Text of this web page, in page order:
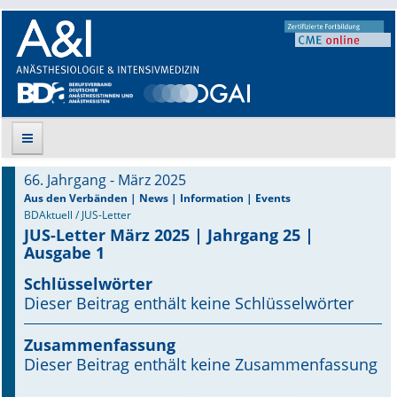
Suche
Aktuelle Ausgabe
Leitlinien
Archiv
Supplements
66. Jahrgang - März 2025
Aus den Verbänden | News | Information | Events
BDAktuell / JUS-Letter
JUS-Letter März 2025 | Jahrgang 25 |
Ausgabe 1
Schlüsselwörter
Dieser Beitrag enthält keine Schlüsselwörter
Zusammenfassung
Dieser Beitrag enthält keine Zusammenfassung